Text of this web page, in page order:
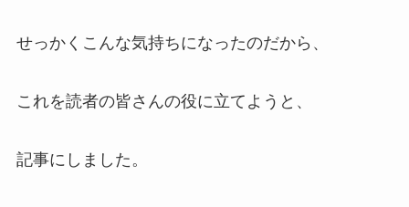
せっかくこんな気持ちになったのだから、
これを読者の皆さんの役に立てようと、
記事にしました。